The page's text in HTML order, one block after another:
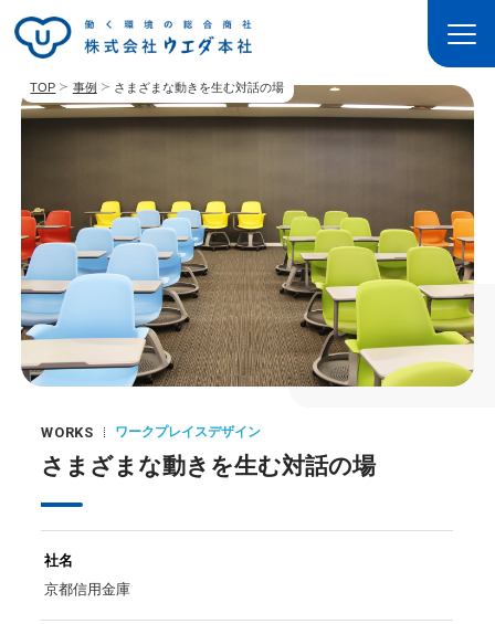
TOP 事例 さまざまな動きを生む対話の場
WORKS ワークプレイスデザイン
さまざまな動きを生む対話の場
社名
京都信用金庫